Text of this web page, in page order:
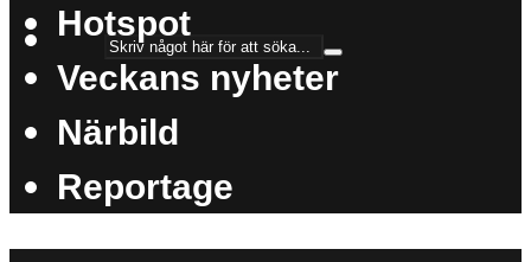
Hotspot
Veckans nyheter
Närbild
Reportage